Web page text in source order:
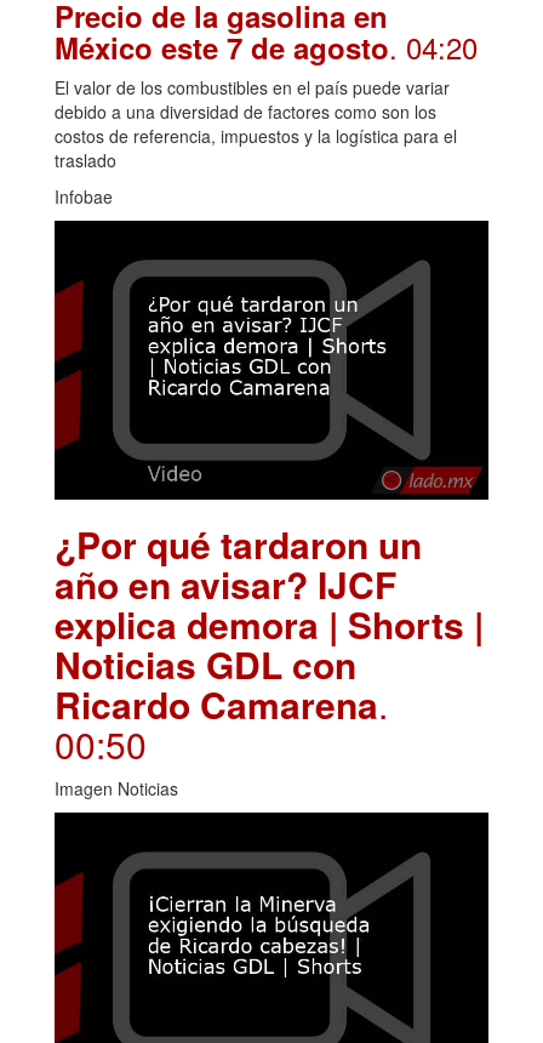
Precio de la gasolina en
México este 7 de agosto. 04:20
El valor de los combustibles en el país puede variar
debido a una diversidad de factores como son los
costos de referencia, impuestos y la logística para el
traslado
Infobae
¿Por qué tardaron un
año en avisar? IJCF
explica demora | Shorts |
Noticias GDL con
Ricardo Camarena.
00:50
Imagen Noticias